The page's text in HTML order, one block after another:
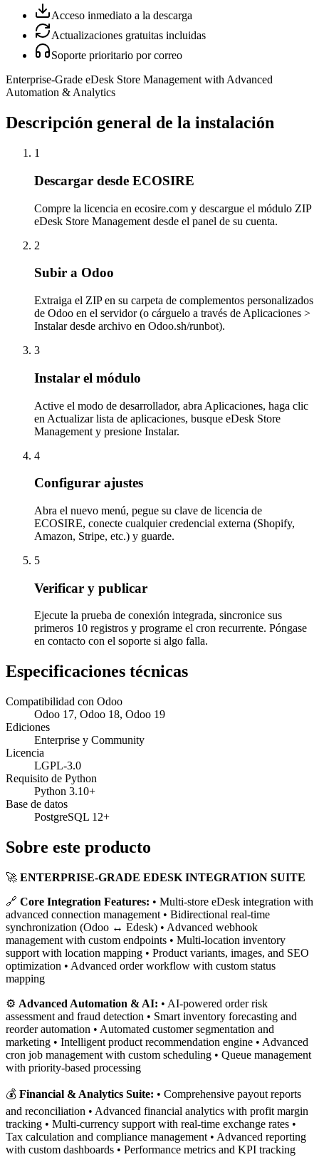
Acceso inmediato a la descarga
Actualizaciones gratuitas incluidas
Soporte prioritario por correo
Enterprise-Grade eDesk Store Management with Advanced
Automation & Analytics
Descripción general de la instalación
1
Descargar desde ECOSIRE
Compre la licencia en ecosire.com y descargue el módulo ZIP
eDesk Store Management desde el panel de su cuenta.
2
Subir a Odoo
Extraiga el ZIP en su carpeta de complementos personalizados
de Odoo en el servidor (o cárguelo a través de Aplicaciones >
Instalar desde archivo en Odoo.sh/runbot).
3
Instalar el módulo
Active el modo de desarrollador, abra Aplicaciones, haga clic
en Actualizar lista de aplicaciones, busque eDesk Store
Management y presione Instalar.
4
Configurar ajustes
Abra el nuevo menú, pegue su clave de licencia de
ECOSIRE, conecte cualquier credencial externa (Shopify,
Amazon, Stripe, etc.) y guarde.
5
Verificar y publicar
Ejecute la prueba de conexión integrada, sincronice sus
primeros 10 registros y programe el cron recurrente. Póngase
en contacto con el soporte si algo falla.
Especificaciones técnicas
Compatibilidad con Odoo
Odoo 17, Odoo 18, Odoo 19
Ediciones
Enterprise y Community
Licencia
LGPL-3.0
Requisito de Python
Python 3.10+
Base de datos
PostgreSQL 12+
Sobre este producto
🚀 ENTERPRISE-GRADE EDESK INTEGRATION SUITE
🔗 Core Integration Features: • Multi-store eDesk integration with
advanced connection management • Bidirectional real-time
synchronization (Odoo ↔ Edesk) • Advanced webhook
management with custom endpoints • Multi-location inventory
support with location mapping • Product variants, images, and SEO
optimization • Advanced order workflow with custom status
mapping
⚙️ Advanced Automation & AI: • AI-powered order risk
assessment and fraud detection • Smart inventory forecasting and
reorder automation • Automated customer segmentation and
marketing • Intelligent product recommendation engine • Advanced
cron job management with custom scheduling • Queue management
with priority-based processing
💰 Financial & Analytics Suite: • Comprehensive payout reports
and reconciliation • Advanced financial analytics with profit margin
tracking • Multi-currency support with real-time exchange rates •
Tax calculation and compliance management • Advanced reporting
with custom dashboards • Performance metrics and KPI tracking